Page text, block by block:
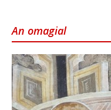
An omagial